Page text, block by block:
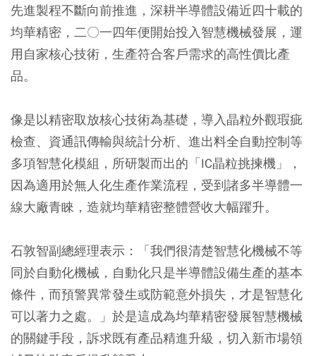
先進製程不斷向前推進，深耕半導體設備近四十載的
均華精密，二〇一四年便開始投入智慧機械發展，運
用自家核心技術，生產符合客戶需求的高性價比產
品。
像是以精密取放核心技術為基礎，導入晶粒外觀瑕疵
檢查、資通訊傳輸與統計分析、進出料全自動控制等
多項智慧化模組，所研製而出的「IC晶粒挑揀機」，
因為適用於無人化生產作業流程，受到諸多半導體一
線大廠青睞，造就均華精密整體營收大幅躍升。
石敦智副總經理表示：「我們很清楚智慧化機械不等
同於自動化機械，自動化只是半導體設備生產的基本
條件，而預警異常發生或防範意外損失，才是智慧化
可以著力之處。」於是這成為均華精密發展智慧機械
的關鍵手段，訴求既有產品精進升級，切入新市場領